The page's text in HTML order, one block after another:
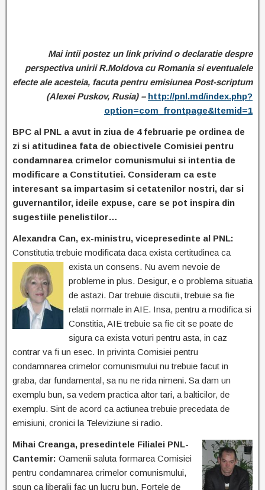
Mai intii postez un link privind o declaratie despre
perspectiva unirii R.Moldova cu Romania si eventualele
efecte ale acesteia, facuta pentru emisiunea Post-scriptum
(Alexei Puskov, Rusia) – http://pnl.md/index.php?
option=com_frontpage&Itemid=1
BPC al PNL a avut in ziua de 4 februarie pe ordinea de
zi si atitudinea fata de obiectivele Comisiei pentru
condamnarea crimelor comunismului si intentia de
modificare a Constitutiei. Consideram ca este
interesant sa impartasim si cetatenilor nostri, dar si
guvernantilor, ideile expuse, care se pot inspira din
sugestiile penelistilor…
Alexandra Can, ex-ministru, vicepresedinte al PNL:
Constitutia trebuie modificata daca exista certitudinea ca
exista un consens. Nu avem nevoie de
probleme in plus. Desigur, e o problema situatia
de astazi. Dar trebuie discutii, trebuie sa fie
relatii normale in AIE. Insa, pentru a modifica si
Constitia, AIE trebuie sa fie cit se poate de
sigura ca exista voturi pentru asta, in caz
contrar va fi un esec. In privinta Comisiei pentru
condamnarea crimelor comunismului nu trebuie facut in
graba, dar fundamental, sa nu ne rida nimeni. Sa dam un
exemplu bun, sa vedem practica altor tari, a balticilor, de
exemplu. Sint de acord ca actiunea trebuie precedata de
emisiuni, cronici la Televiziune si radio.
Mihai Creanga, presedintele Filialei PNL-
Cantemir: Oamenii saluta formarea Comisiei
pentru condamnarea crimelor comunismului,
spun ca liberalii fac un lucru bun. Fortele de